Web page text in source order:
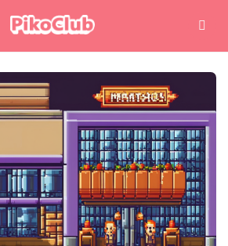
Поиск